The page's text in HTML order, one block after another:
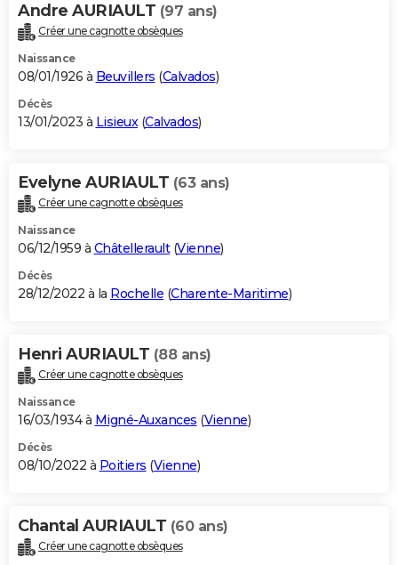
Andre AURIAULT (97 ans)
Créer une cagnotte obsèques
Naissance
08/01/1926 à Beuvillers (Calvados)
Décès
13/01/2023 à Lisieux(Calvados)
Evelyne AURIAULT (63 ans)
Créer une cagnotte obsèques
Naissance
06/12/1959 à Châtellerault(Vienne)
Décès
28/12/2022 à la Rochelle (Charente-Maritime)
Henri AURIAULT (88 ans)
Créer une cagnotte obsèques
Naissance
16/03/1934 à Migné-Auxances (Vienne)
Décès
08/10/2022 à Poitiers (Vienne)
Chantal AURIAULT (60 ans)
Créer une cagnotte obsèques